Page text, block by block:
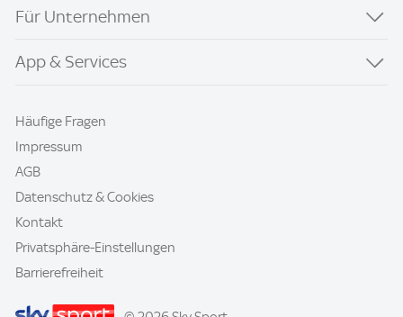
Für Unternehmen
App & Services
Häufige Fragen
Impressum
AGB
Datenschutz & Cookies
Kontakt
Privatsphäre-Einstellungen
Barrierefreiheit